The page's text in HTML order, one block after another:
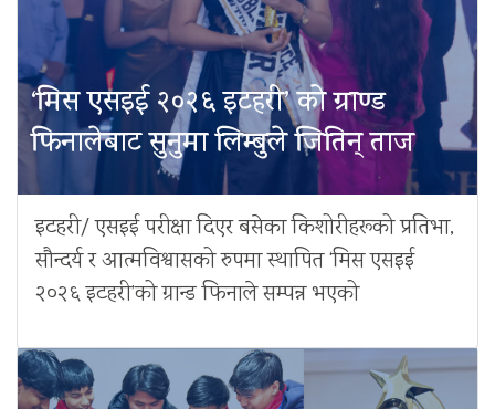
‘मिस एसइई २०२६ इटहरी’ को ग्राण्ड
फिनालेबाट सुनुमा लिम्बुले जितिन् ताज
इटहरी/ एसइई परीक्षा दिएर बसेका किशोरीहरूको प्रतिभा,
सौन्दर्य र आत्मविश्वासको रुपमा स्थापित ‘मिस एसइई
२०२६ इटहरी’को ग्रान्ड फिनाले सम्पन्न भएको